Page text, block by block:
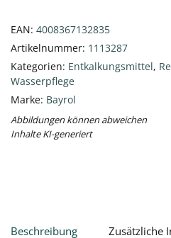
EAN: 4008367132835
Artikelnummer: 1113287
Kategorien: Entkalkungsmittel,
Wasserpflege
Marke: Bayrol
Abbildungen können abweichen
Inhalte KI-generiert
Beschreibung Zusätzliche